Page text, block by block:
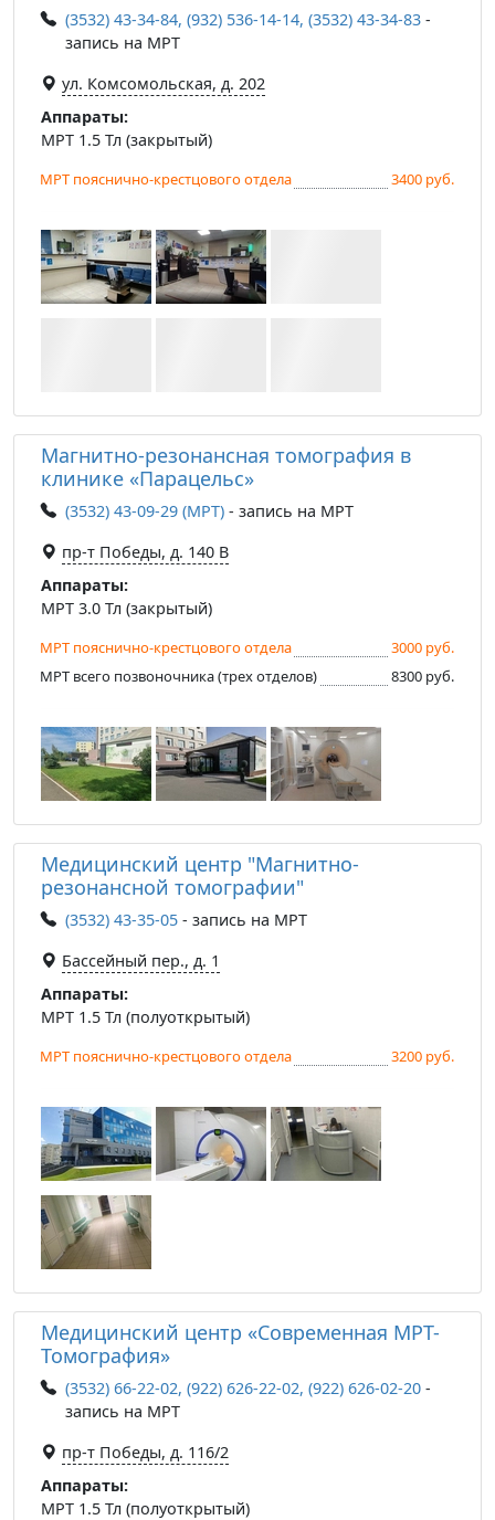
(3532) 43-34-84, (932) 536-14-14, (3532) 43-34-83 -
запись на МРТ
ул. Комсомольская, д. 202
Аппараты:
МРТ 1.5 Тл (закрытый)
МРТ пояснично-крестцового отдела 3400 руб.
Магнитно-резонансная томография в
клинике «Парацельс»
(3532) 43-09-29 (МРТ) - запись на МРТ
пр-т Победы, д. 140 B
Аппараты:
МРТ 3.0 Тл (закрытый)
МРТ пояснично-крестцового отдела
3000 руб.
МРТ всего позвоночника (трех отделов)
8300 руб.
Медицинский центр "Магнитно-
резонансной томографии"
(3532) 43-35-05 - запись на МРТ
Бассейный пер., д. 1
Аппараты:
МРТ 1.5 Тл (полуоткрытый)
МРТ пояснично-крестцового отдела 3200 руб.
Медицинский центр «Современная МРТ-
Томография»
(3532) 66-22-02, (922) 626-22-02, (922) 626-02-20 -
запись на МРТ
пр-т Победы, д. 116/2
Аппараты:
МРТ 1.5 Тл (полуоткрытый)